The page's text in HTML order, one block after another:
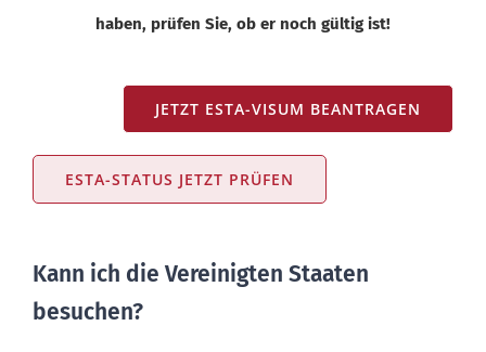
haben, prüfen Sie, ob er noch gültig ist!
JETZT ESTA-VISUM BEANTRAGEN
ESTA-STATUS JETZT PRÜFEN
Kann ich die Vereinigten Staaten
besuchen?